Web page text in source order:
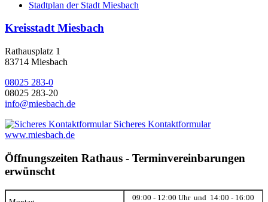
Stadtplan der Stadt Miesbach
Kreisstadt Miesbach
Rathausplatz 1
83714 Miesbach
08025 283-0
08025 283-20
info@miesbach.de
Sicheres Kontaktformular
www.miesbach.de
Öffnungszeiten Rathaus - Terminvereinbarungen
erwünscht
09:00 - 12:00 Uhr und 14:00 - 16:00